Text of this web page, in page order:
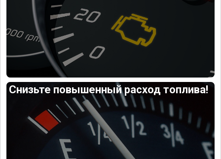
Снизьте повышенный расход топлива!